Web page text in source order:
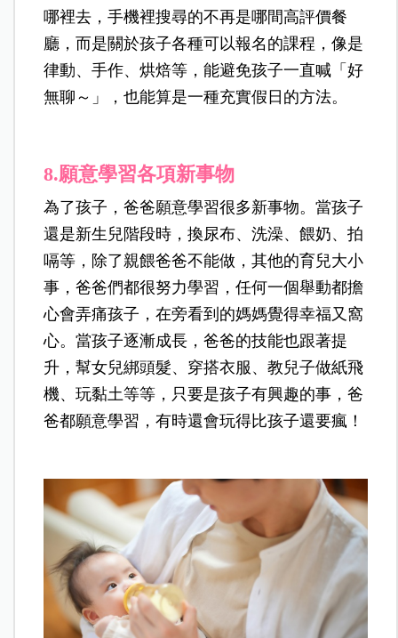
哪裡去，手機裡搜尋的不再是哪間高評價餐
廳，而是關於孩子各種可以報名的課程，像是
律動、手作、烘焙等，能避免孩子一直喊「好
無聊～」，也能算是一種充實假日的方法。
8.願意學習各項新事物
為了孩子，爸爸願意學習很多新事物。當孩子
還是新生兒階段時，換尿布、洗澡、餵奶、拍
嗝等，除了親餵爸爸不能做，其他的育兒大小
事，爸爸們都很努力學習，任何一個舉動都擔
心會弄痛孩子，在旁看到的媽媽覺得幸福又窩
心。當孩子逐漸成長，爸爸的技能也跟著提
升，幫女兒綁頭髮、穿搭衣服、教兒子做紙飛
機、玩黏土等等，只要是孩子有興趣的事，爸
爸都願意學習，有時還會玩得比孩子還要瘋！